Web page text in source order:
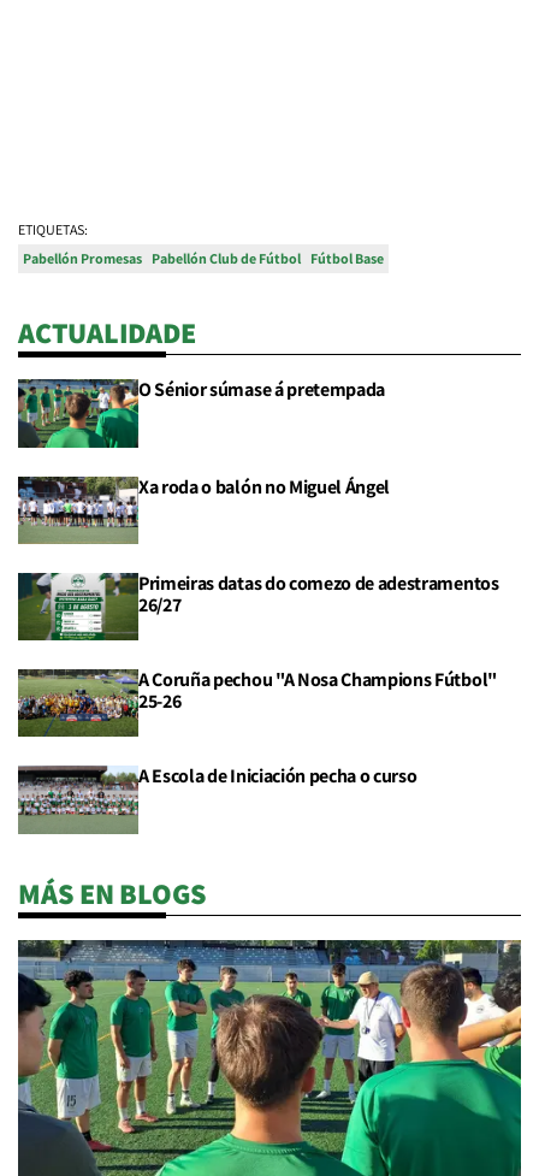
ETIQUETAS:
Pabellón Promesas Pabellón Club de Fútbol Fútbol Base
ACTUALIDADE
O Sénior súmase á pretempada
Xa roda o balón no Miguel Ángel
Primeiras datas do comezo de adestramentos
26/27
A Coruña pechou "A Nosa Champions Fútbol"
25-26
A Escola de Iniciación pecha o curso
MÁS EN BLOGS